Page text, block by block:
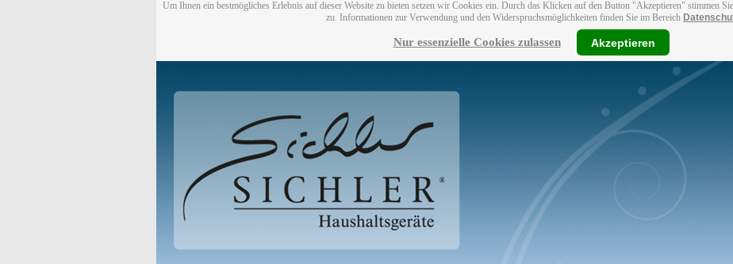
Um Ihnen ein bestmögliches Erlebnis auf dieser Website zu bieten setzen wir Cookies ein. Durch das Klicken auf den Button "Akzeptieren" stimmen
zu. Informationen zur Verwendung und den Widerspruchsmöglichkeiten finden Sie im Bereich
Nur essenzielle Cookies zulassen Akzeptieren